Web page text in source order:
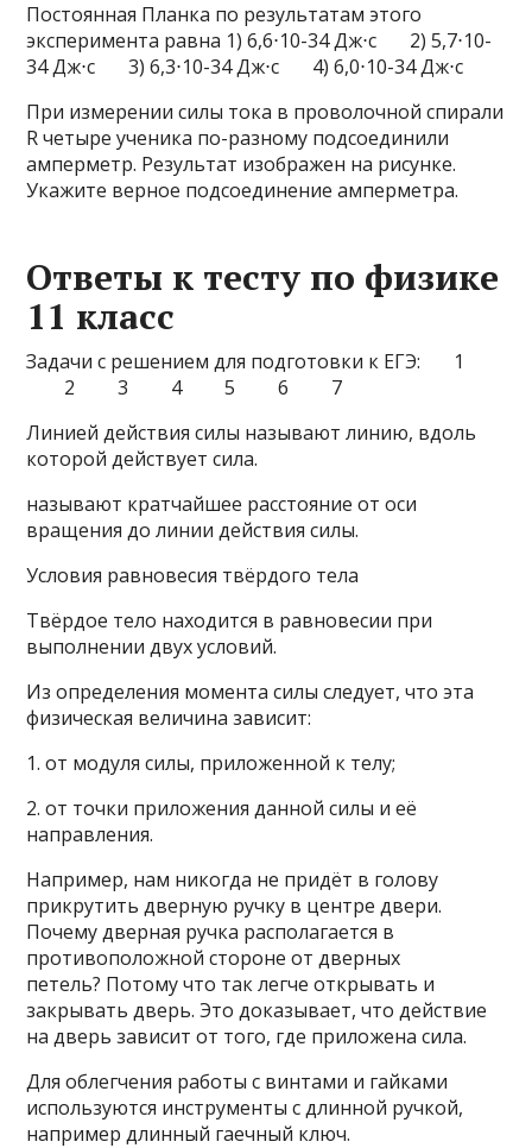
Постоянная Планка по результатам этого
эксперимента равна 1) 6,6⋅10-34 Дж⋅с 2) 5,7⋅10-
34 Дж⋅с 3) 6,3⋅10-34 Дж⋅с 4) 6,0⋅10-34 Дж⋅с
При измерении силы тока в проволочной спирали
R четыре ученика по-разному подсоединили
амперметр. Результат изображен на рисунке.
Укажите верное подсоединение амперметра.
Ответы к тесту по физике
11 класс
Задачи с решением для подготовки к ЕГЭ: 1
2 3 4 5 6 7
Линией действия силы называют линию, вдоль
которой действует сила.
называют кратчайшее расстояние от оси
вращения до линии действия силы.
Условия равновесия твёрдого тела
Твёрдое тело находится в равновесии при
выполнении двух условий.
Из определения момента силы следует, что эта
физическая величина зависит:
1. от модуля силы, приложенной к телу;
2. от точки приложения данной силы и её
направления.
Например, нам никогда не придёт в голову
прикрутить дверную ручку в центре двери.
Почему дверная ручка располагается в
противоположной стороне от дверных
петель? Потому что так легче открывать и
закрывать дверь. Это доказывает, что действие
на дверь зависит от того, где приложена сила.
Для облегчения работы с винтами и гайками
используются инструменты с длинной ручкой,
например длинный гаечный ключ.